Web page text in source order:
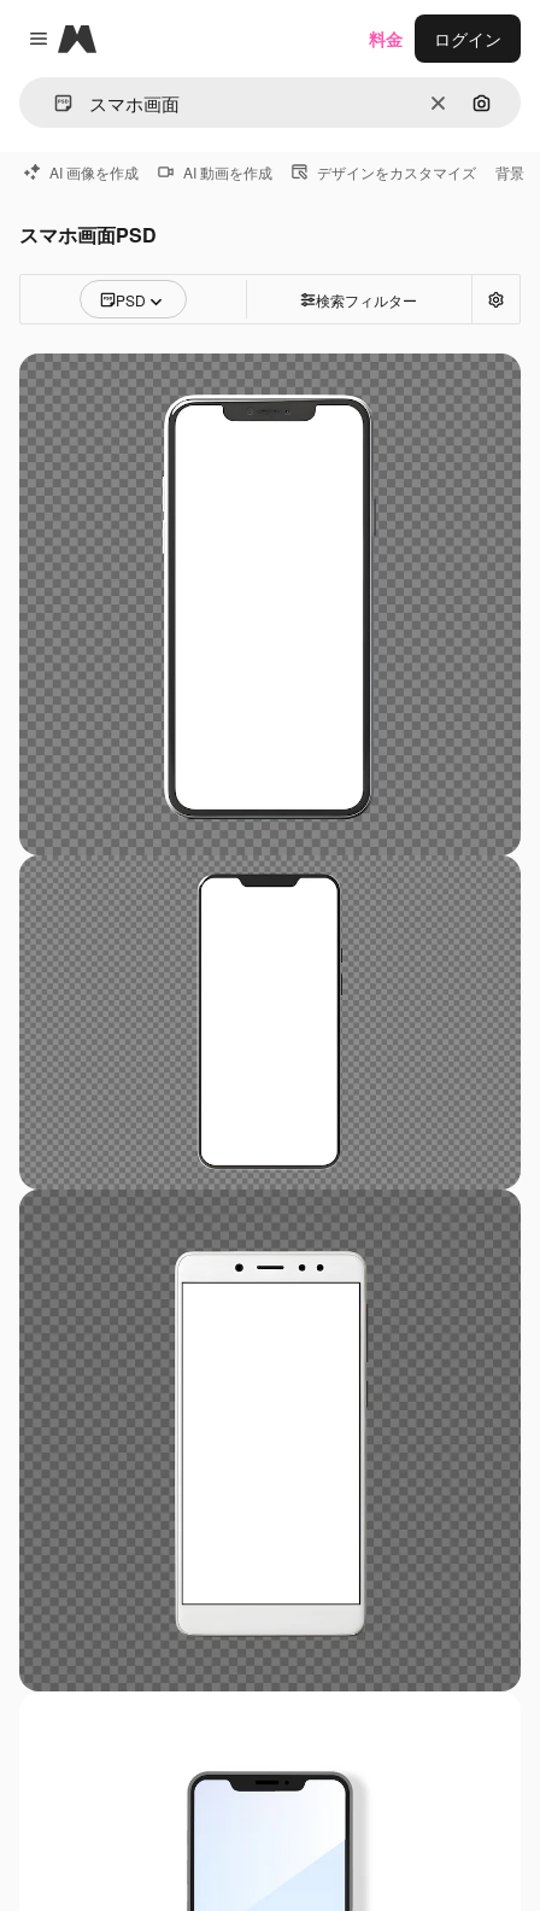
Close menu
Magnific
消去 画像で
料金 ログイン
AI 画像を作成 AI 動画を作成 デザインをカスタマイズ 背景
スマホ画面PSD
PSD 検索フィルター